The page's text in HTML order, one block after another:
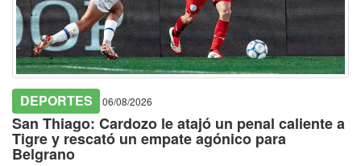
DEPORTES 06/08/2026
San Thiago: Cardozo le atajó un penal caliente a
Tigre y rescató un empate agónico para
Belgrano